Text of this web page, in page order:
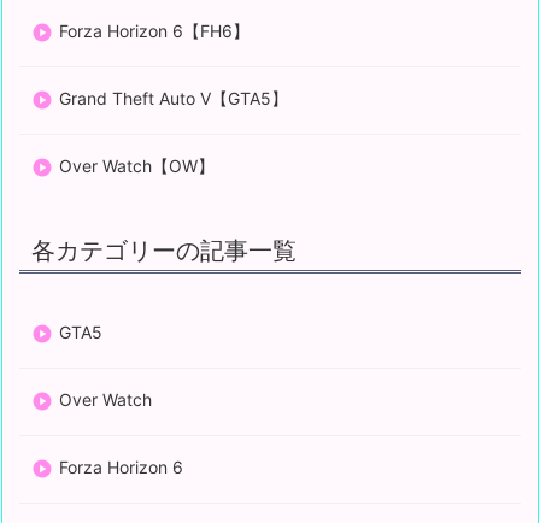
Forza Horizon 6【FH6】
Grand Theft Auto V【GTA5】
Over Watch【OW】
各カテゴリーの記事一覧
GTA5
Over Watch
Forza Horizon 6